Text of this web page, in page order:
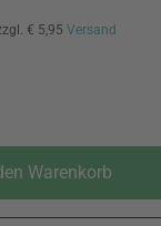
€ 5,95 Versand
Warenkorb